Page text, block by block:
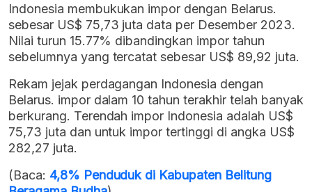
Indonesia membukukan impor dengan Belarus.
sebesar US$ 75,73 juta data per Desember 2023.
Nilai turun 15.77% dibandingkan impor tahun
sebelumnya yang tercatat sebesar US$ 89,92 juta.
Rekam jejak perdagangan Indonesia dengan
Belarus. impor dalam 10 tahun terakhir telah banyak
berkurang. Terendah impor Indonesia adalah US$
75,73 juta dan untuk impor tertinggi di angka US$
282,27 juta.
(Baca: 4,8% Penduduk di Kabupaten Belitung